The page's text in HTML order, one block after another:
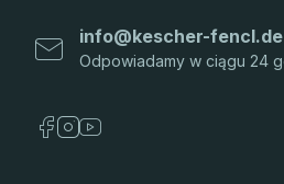
info@kescher-fencl.de